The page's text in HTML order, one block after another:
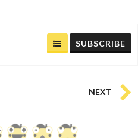
SUBSCRIBE
NEXT